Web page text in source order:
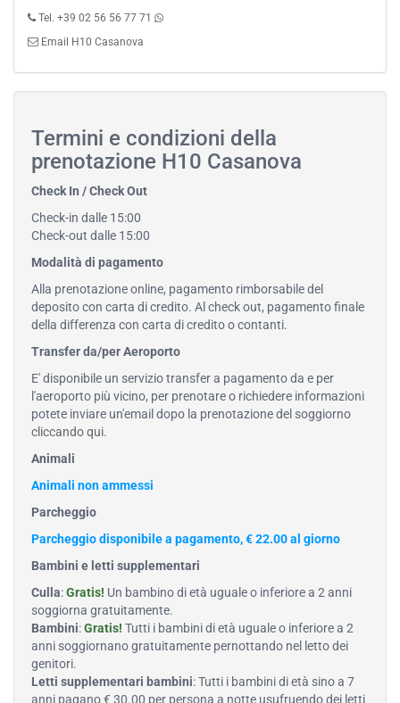
Tel. +39 02 56 56 77 71
Email H10 Casanova
Termini e condizioni della
prenotazione H10 Casanova
Check In / Check Out
Check-in dalle 15:00
Check-out dalle 15:00
Modalità di pagamento
Alla prenotazione online, pagamento rimborsabile del
deposito con carta di credito. Al check out, pagamento finale
della differenza con carta di credito o contanti.
Transfer da/per Aeroporto
E' disponibile un servizio transfer a pagamento da e per
l'aeroporto più vicino, per prenotare o richiedere informazioni
potete inviare un'email dopo la prenotazione del soggiorno
cliccando qui.
Animali
Animali non ammessi
Parcheggio
Parcheggio disponibile a pagamento, € 22.00 al giorno
Bambini e letti supplementari
Culla:Gratis! Un bambino di età uguale o inferiore a 2 anni
soggiorna gratuitamente.
Bambini:Gratis! Tutti i bambini di età uguale o inferiore a 2
anni soggiornano gratuitamente pernottando nel letto dei
genitori.
Letti supplementari bambini: Tutti i bambini di età sino a 7
anni pagano € 30.00 per persona a notte usufruendo dei letti